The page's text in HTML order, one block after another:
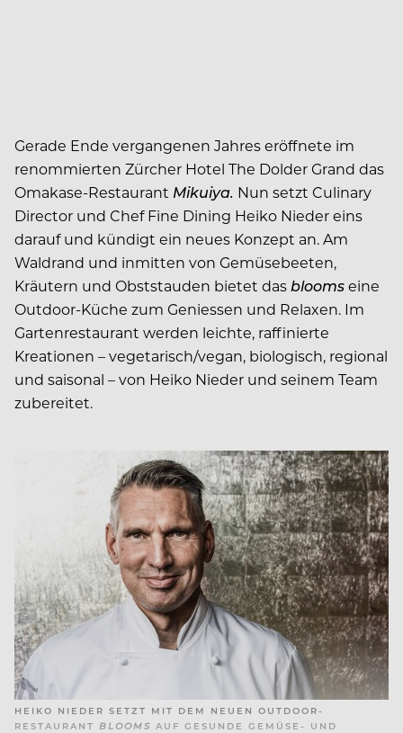
Gerade Ende vergangenen Jahres eröffnete im
renommierten Zürcher Hotel The Dolder Grand das
Omakase-Restaurant Mikuiya. Nun setzt Culinary
Director und Chef Fine Dining Heiko Nieder eins
darauf und kündigt ein neues Konzept an. Am
Waldrand und inmitten von Gemüsebeeten,
Kräutern und Obststauden bietet das bloomseine
Outdoor-Küche zum Geniessen und Relaxen. Im
Gartenrestaurant werden leichte, raffinierte
Kreationen – vegetarisch/vegan, biologisch, regional
und saisonal – von Heiko Nieder und seinem Team
zubereitet.
HEIKO NIEDER SETZT MIT DEM NEUEN OUTDOOR-
RESTAURANT BLOOMS AUF GESUNDE GEMÜSE- UND